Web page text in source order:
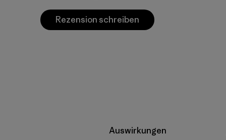
Rezension schreiben
Auswirkungen